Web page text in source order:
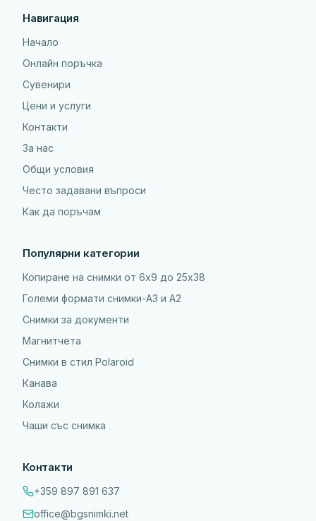
Навигация
Начало
Онлайн поръчка
Сувенири
Цени и услуги
Контакти
За нас
Общи условия
Често задавани въпроси
Как да поръчам
Популярни категории
Копиране на снимки от 6x9 до 25х38
Големи формати снимки-А3 и А2
Снимки за документи
Магнитчета
Снимки в стил Polaroid
Канава
Колажи
Чаши със снимка
Контакти
+359 897 891 637
office@bgsnimki.net